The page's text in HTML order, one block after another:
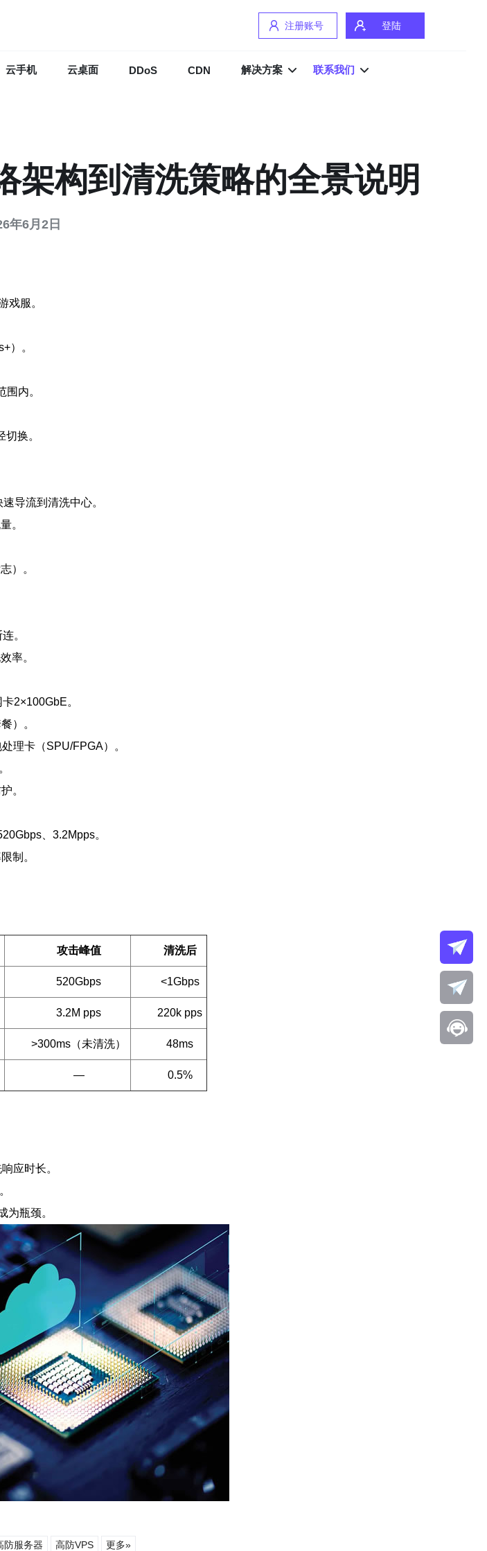
注册账号 登陆
云手机 云桌面 DDoS CDN 解决方案 联系我们
架构到清洗策略的全景说明
年6月2日
戏服。
）。
内。
换。
导流到清洗中心。
。
）。
。
率。
2×100GbE。
）。
理卡（SPU/FPGA）。
。
、3.2Mpps。
制。
攻击峰值 清洗后
520Gbps <1Gbps
3.2M pps 220k pps
>300ms（未清洗） 48ms
— 0.5%
应时长。
为瓶颈。
防服务器 高防VPS 更多»